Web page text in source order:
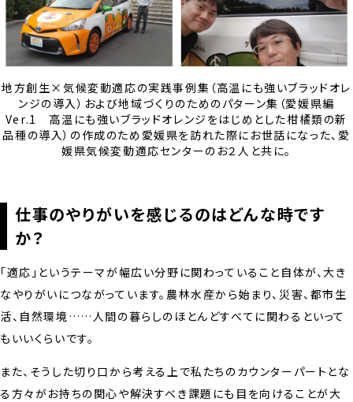
地方創生×気候変動適応の実践事例集（高温にも強いブラッドオレ
ンジの導入）および地域づくりのためのパターン集（愛媛県編
Ver.1 高温にも強いブラッドオレンジをはじめとした柑橘類の新
品種の導入）の作成のため愛媛県を訪れた際にお世話になった、愛
媛県気候変動適応センターのお２人と共に。
仕事のやりがいを感じるのはどんな時です
か？
「適応」というテーマが幅広い分野に関わっていること自体が、大き
なやりがいにつながっています。農林水産から始まり、災害、都市生
活、自然環境……人間の暮らしのほとんどすべてに関わるといって
もいいくらいです。
また、そうした切り口から考える上で私たちのカウンターパートとな
る方々がお持ちの関心や解決すべき課題にも目を向けることが大